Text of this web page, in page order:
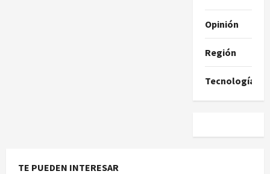
Opinión
Región
Tecnología
TE PUEDEN INTERESAR